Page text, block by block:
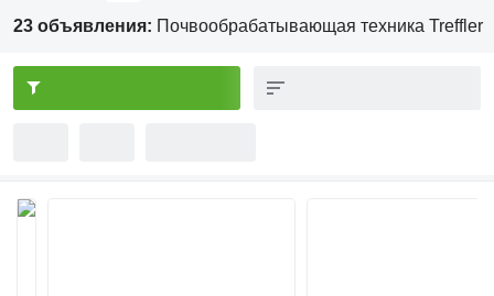
23 объявления: Почвообрабатывающая техника Treffler